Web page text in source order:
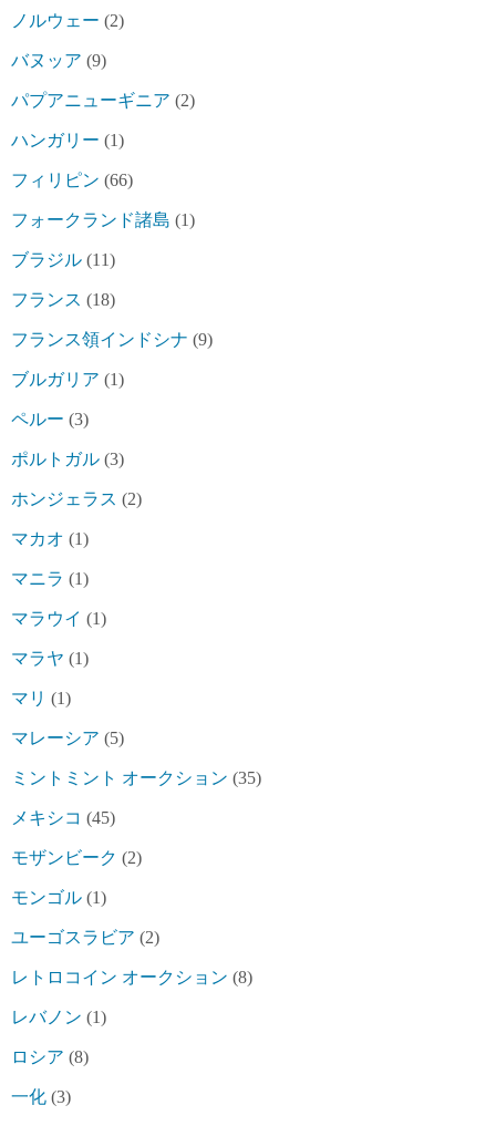
ノルウェー (2)
バヌッア (9)
パプアニューギニア (2)
ハンガリー (1)
フィリピン (66)
フォークランド諸島 (1)
ブラジル (11)
フランス (18)
フランス領インドシナ (9)
ブルガリア (1)
ペルー (3)
ポルトガル (3)
ホンジェラス (2)
マカオ (1)
マニラ (1)
マラウイ (1)
マラヤ (1)
マリ (1)
マレーシア (5)
ミントミント オークション (35)
メキシコ (45)
モザンビーク (2)
モンゴル (1)
ユーゴスラビア (2)
レトロコイン オークション (8)
レバノン (1)
ロシア (8)
一化 (3)